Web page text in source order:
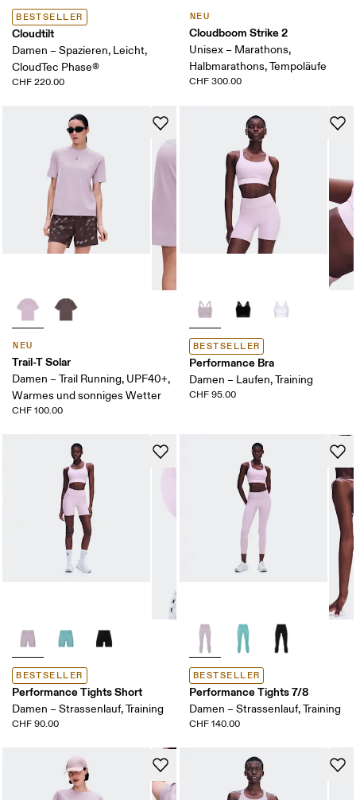
BESTSELLER
Cloudtilt
Damen – Spazieren, Leicht,
CloudTec Phase®
CHF 220.00
NEU
Cloudboom Strike 2
Unisex – Marathons,
Halbmarathons, Tempoläufe
CHF 300.00
NEU
Trail-T Solar
Damen – Trail Running, UPF40+,
Warmes und sonniges Wetter
CHF 100.00
BESTSELLER
Performance Bra
Damen – Laufen, Training
CHF 95.00
BESTSELLER
Performance Tights Short
Damen – Strassenlauf, Training
CHF 90.00
BESTSELLER
Performance Tights 7/8
Damen – Strassenlauf, Training
CHF 140.00